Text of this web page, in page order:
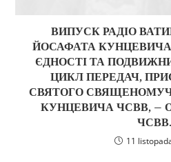
ВИПУСК РАДІО
ЙОСАФАТА
ЄДНОСТІ ТА
ЦИКЛ ПЕРЕДАЧ,
СВЯТОГО
КУНЦЕВИЧА ЧСВВ, –
ЧСВВ.
11